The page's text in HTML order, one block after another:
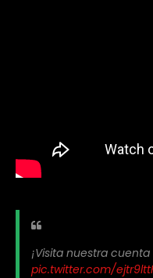
¡Visita nuestra
pic.twitter.com/